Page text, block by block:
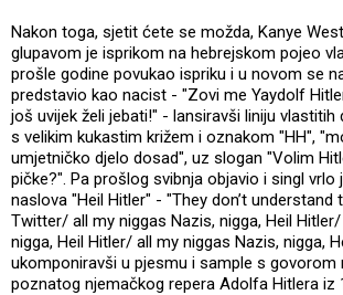
Nakon toga, sjetit ćete se možda, Kanye
glupavom je isprikom na hebrejskom pojeo
prošle godine povukao ispriku i u novom se
predstavio kao nacist - "Zovi me Yaydolf
još uvijek želi jebati!" - lansiravši liniju vlastitih
s velikim kukastim križem i oznakom "HH",
umjetničko djelo dosad", uz slogan "Volim
pičke?". Pa prošlog svibnja objavio i singl vrlo
naslova "Heil Hitler" - "They don’t understand
Twitter/ all my niggas Nazis, nigga, Heil
nigga, Heil Hitler/ all my niggas Nazis, nigga,
ukomponiravši u pjesmu i sample s govorom
poznatog njemačkog repera Adolfa Hitlera iz